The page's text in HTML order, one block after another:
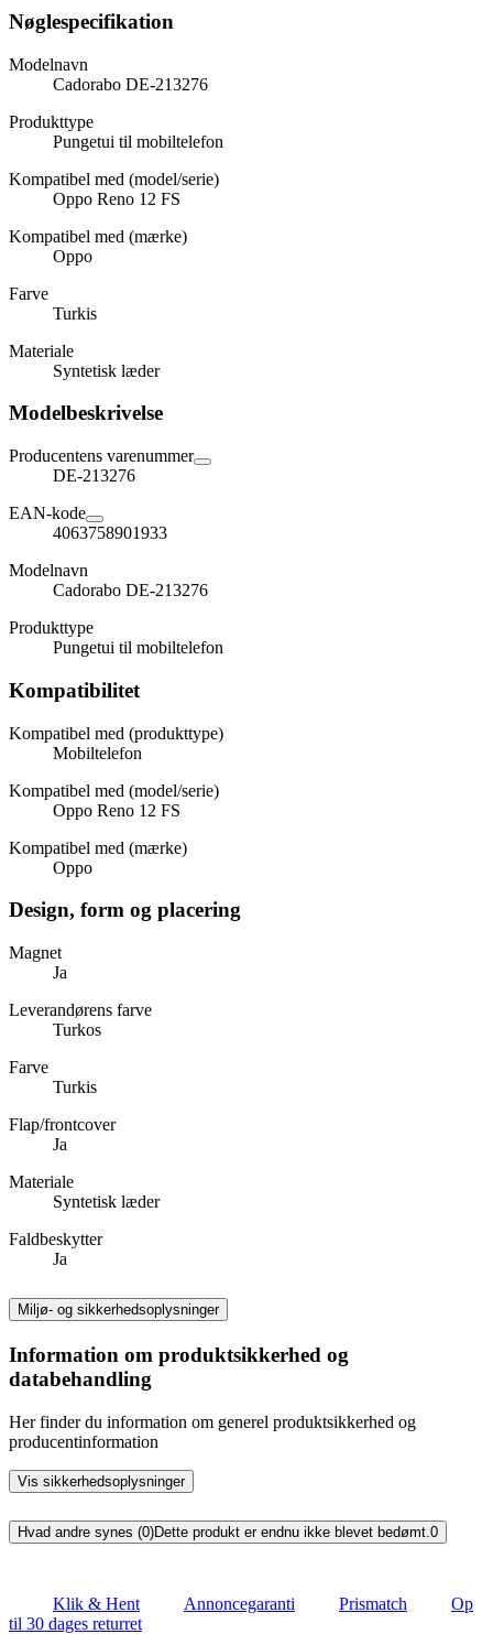
Nøglespecifikation
Modelnavn
Cadorabo DE-213276
Produkttype
Pungetui til mobiltelefon
Kompatibel med (model/serie)
Oppo Reno 12 FS
Kompatibel med (mærke)
Oppo
Farve
Turkis
Materiale
Syntetisk læder
Modelbeskrivelse
Producentens varenummer
DE-213276
EAN-kode
4063758901933
Modelnavn
Cadorabo DE-213276
Produkttype
Pungetui til mobiltelefon
Kompatibilitet
Kompatibel med (produkttype)
Mobiltelefon
Kompatibel med (model/serie)
Oppo Reno 12 FS
Kompatibel med (mærke)
Oppo
Design, form og placering
Magnet
Ja
Leverandørens farve
Turkos
Farve
Turkis
Flap/frontcover
Ja
Materiale
Syntetisk læder
Faldbeskytter
Ja
Miljø- og sikkerhedsoplysninger
Information om produktsikkerhed og
databehandling
Her finder du information om generel produktsikkerhed og
producentinformation
Vis sikkerhedsoplysninger
Hvad andre synes (0)Dette produkt er endnu ikke blevet bedømt.0
Klik & Hent Annoncegaranti Prismatch
Op
til 30 dages returret